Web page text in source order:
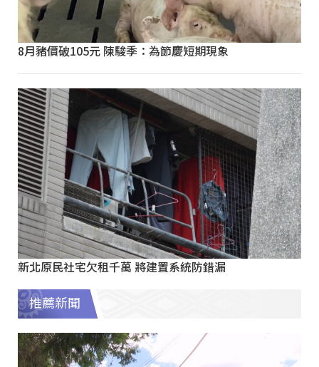
8月豬價破105元 陳駿季：為節慶短期現象
新北原民社宅欠租千萬 將建置系統防錯漏
推薦新聞